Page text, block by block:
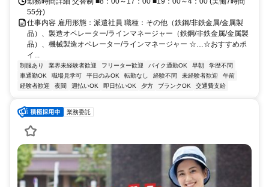
55分)
仕事内容 雇用形態：派遣社員 職種：その他（鉄鋼/非鉄金属/金属製
品）、製造オペレーター/ラインマネージャー（鉄鋼/非鉄金属/金属製
品）、機械製造オペレーター/ラインマネージャー ☆…☆おすすめポ
イ...
制服あり 業界未経験者歓迎 フリーター歓迎 バイク通勤OK 早朝
学歴不問
車通勤OK
職場見学可 平日のみOK 転勤なし 経験不問 未経験者歓迎
午前
経験者歓迎
夜間 週払いOK 即日払いOK 夕方 ブランクOK 交通費支給
業務委託